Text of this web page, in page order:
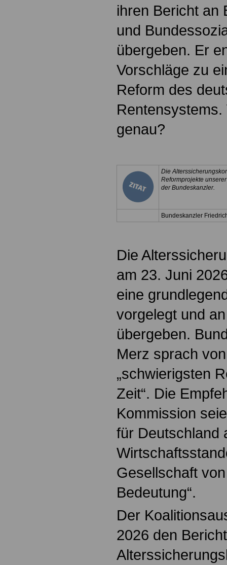
ihren Bericht an
und
übergeben. Er
Vorschläge zu
Reform des
genau?
Die
Reformprojekte
der Bundeskanzler.
Bundeskanzler
Die
am 23. Juni
eine
vorgelegt und
übergeben.
Merz sprach
„schwierigsten
Zeit“. Die
Kommission
für Deutschland
Gesellschaft
Bedeutung“.
Der
2026 den